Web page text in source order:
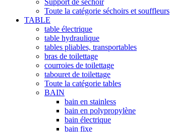
Support de séchoir
Toute la catégorie séchoirs et souffleurs
TABLE
table électrique
table hydraulique
tables pliables, transportables
bras de toilettage
courroies de toilettage
tabouret de toilettage
Toute la catégorie tables
BAIN
bain en stainless
bain en polypropylène
bain électrique
bain fixe